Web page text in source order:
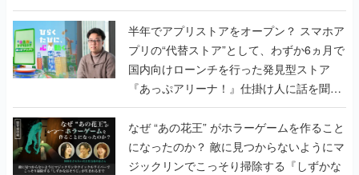
うこだわりをプロデューサーに聞いた
半年でアプリストアをオープン？ スマホア
プリの“代替ストア”として、わずか6ヵ月で
国内向けローンチを行った発見型ストア
『あっぷアリーナ！』仕掛け人に話を聞い
てみた
なぜ “あの花王” がホラーゲームを作ること
になったのか？ 敵に見つからないようにマ
ジックリンでこっそり掃除する『しずかな